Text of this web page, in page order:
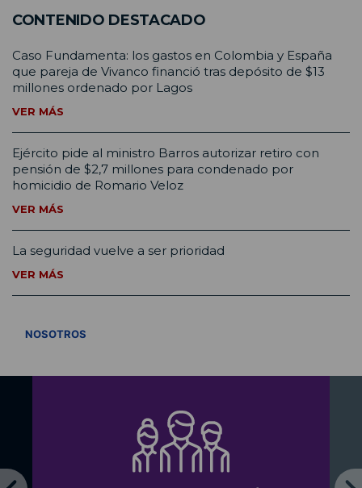
CONTENIDO DESTACADO
Caso Fundamenta: los gastos en Colombia y España
que pareja de Vivanco financió tras depósito de $13
millones ordenado por Lagos
VER MÁS
Ejército pide al ministro Barros autorizar retiro con
pensión de $2,7 millones para condenado por
homicidio de Romario Veloz
VER MÁS
La seguridad vuelve a ser prioridad
VER MÁS
NOSOTROS